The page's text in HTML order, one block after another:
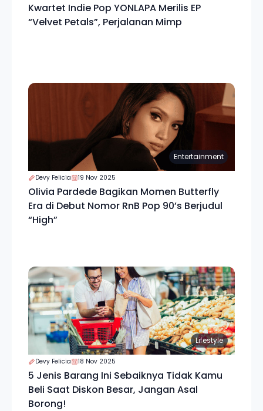
Kwartet Indie Pop YONLAPA Merilis EP
“Velvet Petals”, Perjalanan Mimp
Entertainment
Devy Felicia 19 Nov 2025
Olivia Pardede Bagikan Momen Butterfly
Era di Debut Nomor RnB Pop 90’s Berjudul
“High”
Lifestyle
Devy Felicia 18 Nov 2025
5 Jenis Barang Ini Sebaiknya Tidak Kamu
Beli Saat Diskon Besar, Jangan Asal
Borong!